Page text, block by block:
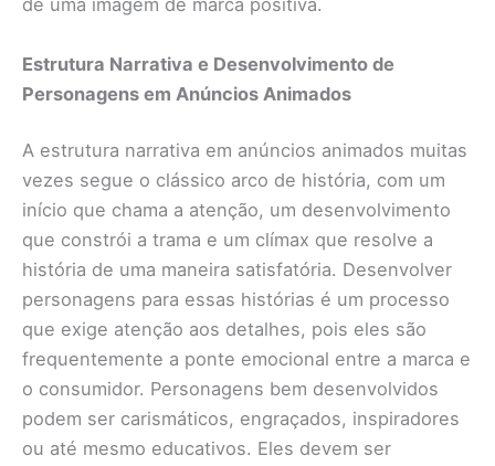
de uma imagem de marca positiva.
Estrutura Narrativa e Desenvolvimento de
Personagens em Anúncios Animados
A estrutura narrativa em anúncios animados muitas
vezes segue o clássico arco de história, com um
início que chama a atenção, um desenvolvimento
que constrói a trama e um clímax que resolve a
história de uma maneira satisfatória. Desenvolver
personagens para essas histórias é um processo
que exige atenção aos detalhes, pois eles são
frequentemente a ponte emocional entre a marca e
o consumidor. Personagens bem desenvolvidos
podem ser carismáticos, engraçados, inspiradores
ou até mesmo educativos. Eles devem ser